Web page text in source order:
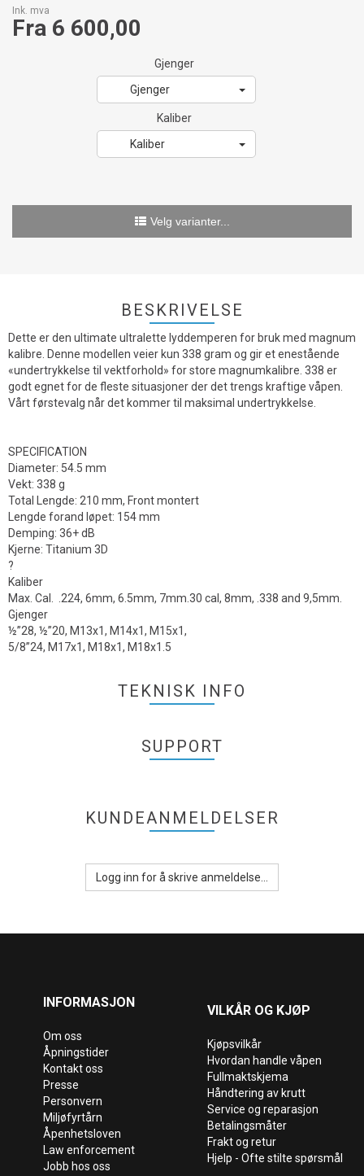
Ink. mva
Fra 6 600,00
Gjenger
Gjenger
Kaliber
Kaliber
Velg varianter...
BESKRIVELSE
Dette er den ultimate ultralette lyddemperen for bruk med magnum
kalibre. Denne modellen veier kun 338 gram og gir et enestående
«undertrykkelse til vektforhold» for store magnumkalibre. 338 er
godt egnet for de fleste situasjoner der det trengs kraftige våpen.
Vårt førstevalg når det kommer til maksimal undertrykkelse.
SPECIFICATION
Diameter: 54.5 mm
Vekt: 338 g
Total Lengde: 210 mm, Front montert
Lengde forand løpet: 154 mm
Demping: 36+ dB
Kjerne: Titanium 3D
?
Kaliber
Max. Cal. .224, 6mm, 6.5mm, 7mm.30 cal, 8mm, .338 and 9,5mm.
Gjenger
½”28, ½”20, M13x1, M14x1, M15x1,
5/8”24, M17x1, M18x1, M18x1.5
TEKNISK INFO
SUPPORT
KUNDEANMELDELSER
Logg inn for å skrive anmeldelse...
INFORMASJON
Om oss
Åpningstider
Kontakt oss
Presse
Personvern
Miljøfyrtårn
Åpenhetsloven
Law enforcement
Jobb hos oss
VILKÅR OG KJØP
Kjøpsvilkår
Hvordan handle våpen
Fullmaktskjema
Håndtering av krutt
Service og reparasjon
Betalingsmåter
Frakt og retur
Hjelp - Ofte stilte spørsmål